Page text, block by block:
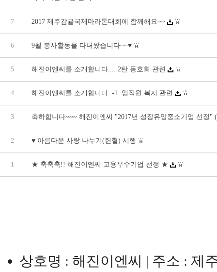
7 2017 제주감귤국제마라톤대회에 함께해요~~
6 9월 봉사활동을 다녀왔습니다~~♥
5 해진이엔씨를 소개합니다.... 2탄 동호회 관련
4 해진이엔씨를 소개합니다..-1. 임직원 복지 관련
3 축하합니다~~~ 해진이엔씨 "2017년 성장유망중소기업 선정"
2 ♥ 아름다운 사랑 나누기(헌혈) 시행
1 ★ 축축축!! 해진이엔씨 고용우수기업 선정 ★
상호명 : 해진이엔씨 | 주소 : 제